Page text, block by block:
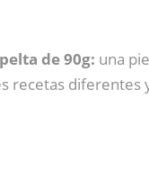
de 90g: una
recetas diferentes